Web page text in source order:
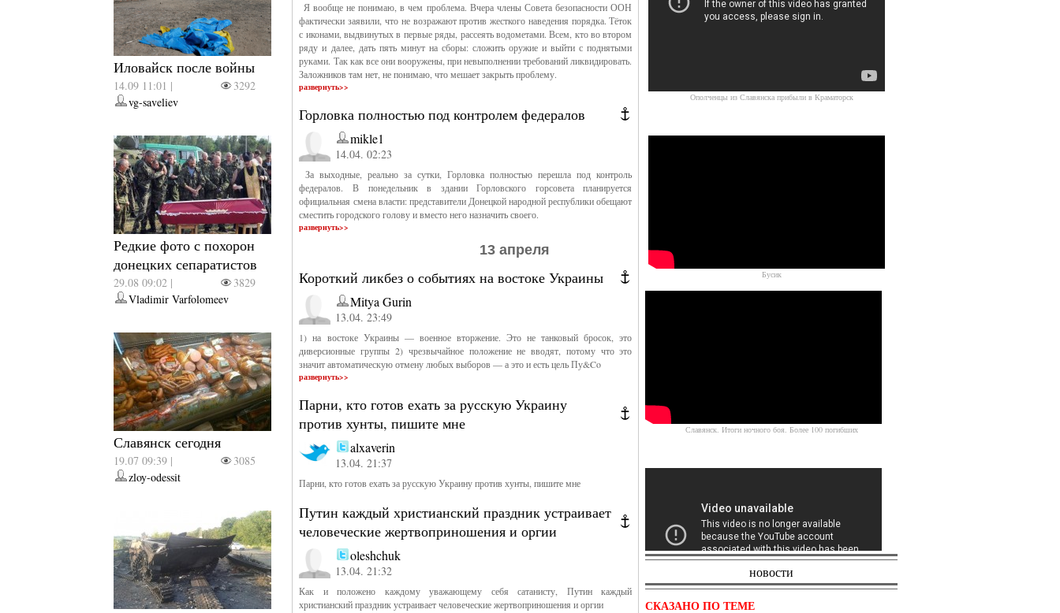
Иловайск после войны
14.09 11:01 |
3292
vg-saveliev
Редкие фото с похорон
донецких сепаратистов
29.08 09:02 |
3829
Vladimir Varfolomeev
Славянск сегодня
19.07 09:39 |
3085
zloy-odessit
Я вообще не понимаю, в чем проблема. Вчера члены Совета безопасности ООН
фактически заявили, что не возражают против жесткого наведения порядка. Тёток
с иконами, выдвинутых в первые ряды, рассеять водометами. Всем, кто во втором
ряду и далее, дать пять минут на сборы: сложить оружие и выйти с поднятыми
руками. Так как все они вооружены, при невыполнении требований ликвидировать.
Заложников там нет, не понимаю, что мешает закрыть проблему.
развернуть>>
Горловка полностью под контролем федералов
mikle1
14.04. 02:23
За выходные, реально за сутки, Горловка полностью перешла под контроль
федералов. В понедельник в здании Горловского горсовета планируется
официальная смена власти: представители Донецкой народной республики обещают
сместить городского голову и вместо него назначить своего.
развернуть>>
13 апреля
Короткий ликбез о событиях на востоке Украины
Mitya Gurin
13.04. 23:49
1) на востоке Украины — военное вторжение. Это не танковый бросок, это
диверсионные группы 2) чрезвычайное положение не вводят, потому что это
значит автоматическую отмену любых выборов — а это и есть цель Пу&Co
развернуть>>
Парни, кто готов ехать за русскую Украину
против хунты, пишите мне
alxaverin
13.04. 21:37
Парни, кто готов ехать за русскую Украину против хунты, пишите мне
Путин каждый христианский праздник устраивает
человеческие жертвоприношения и оргии
oleshchuk
13.04. 21:32
Как и положено каждому уважающему себя сатанисту, Путин каждый
христианский праздник устраивает человеческие жертвоприношения и оргии
Ополченцы из Славянска прибыли в Краматорск
Бусик
Славянск. Итоги ночного боя. Более 100 погибших
Фашисты бегут изгорода
новости
СКАЗАНО ПО ТЕМЕ